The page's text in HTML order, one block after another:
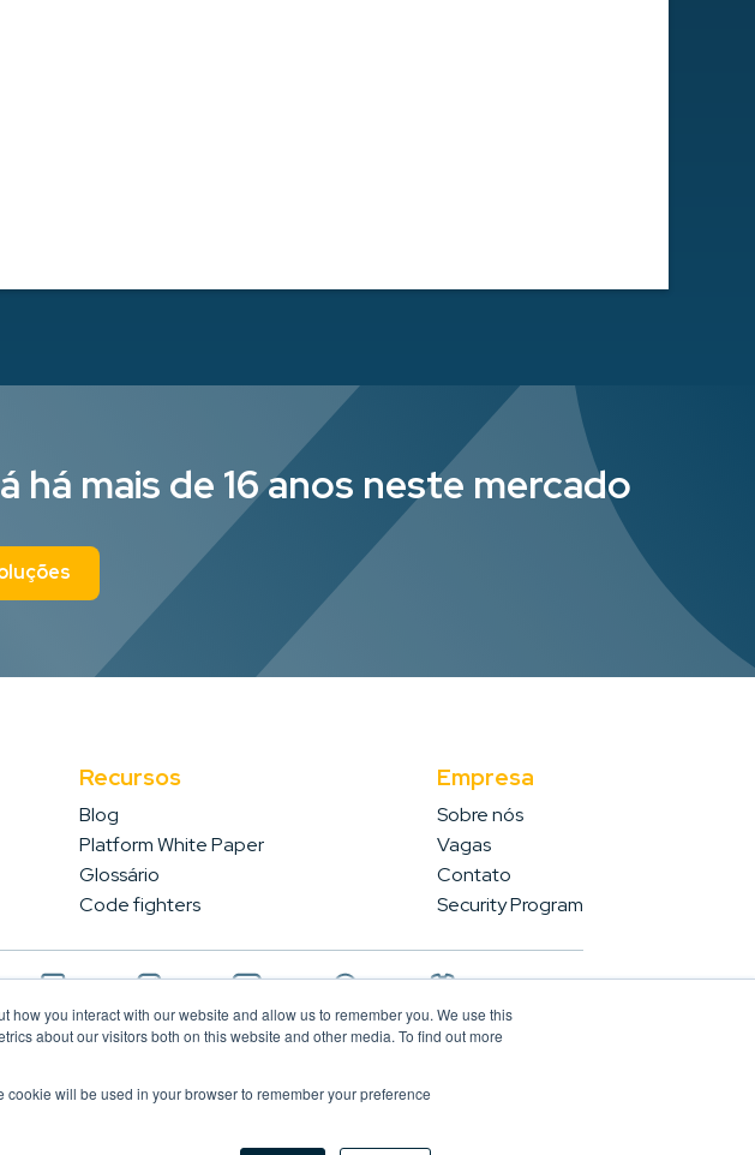
you interact with our website and allow us to remember you. We use this
about our visitors both on this website and other media. To find out more
will be used in your browser to remember your preference
há mais de 16 anos neste mercado
Recursos
Blog
Platform White Paper
Glossário
Code fighters
Empresa
Sobre nós
Vagas
Contato
Security Program